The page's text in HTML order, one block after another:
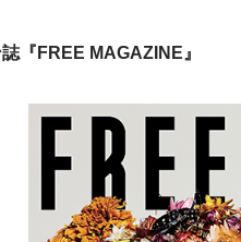
『FREE MAGAZINE』